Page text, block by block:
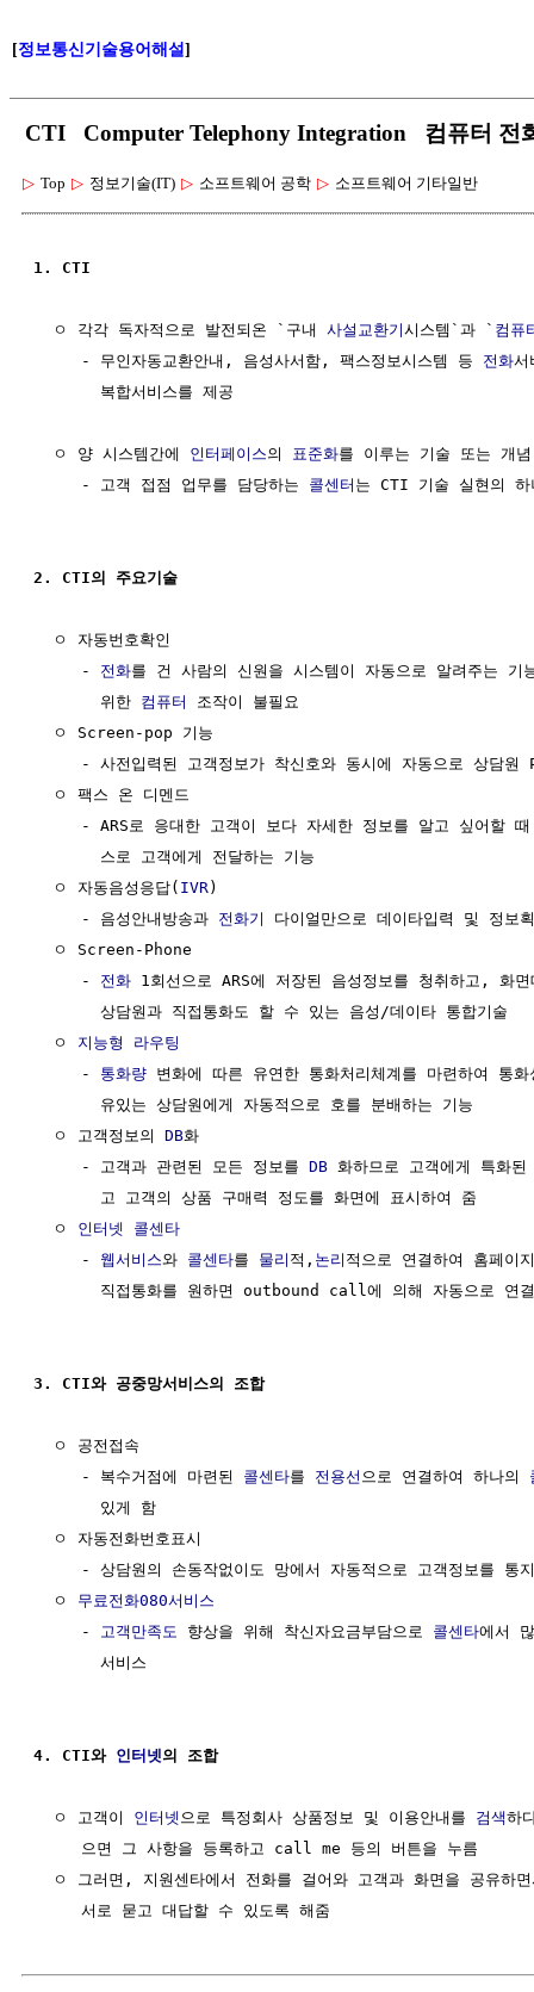
[정보통신기술용어해설]
CTI Computer Telephony Integration 컴퓨터 전
▷ Top ▷ 정보기술(IT) ▷ 소프트웨어 공학 ▷ 소프트웨어 기타일반
1. CTI
  ㅇ 각각 독자적으로 발전되온 `구내
사설교환기시스템`과 ` 컴퓨
     - 무인자동교환안내, 음성사서함, 팩스정보시스템 등
전화
       복합서비스를 제공
  ㅇ 양 시스템간에
인터페이스의 표준화를 이루는 기술 또는 개념
     - 고객 접점 업무를 담당하는
콜센터 는 CTI 기술 실현의 하
2. CTI의 주요기술
  ㅇ 자동번호확인
     -
전화를 건 사람의 신원을 시스템이 자동으로 알려주는 기
       위한
컴퓨터
조작이 불필요
  ㅇ Screen-pop 기능
- 사전입력된 고객정보가 착신호와 동시에 자동으로 상담원
  ㅇ 팩스 온 디멘드
- ARS로 응대한 고객이 보다 자세한 정보를 알고 싶어할 때
       스로 고객에게 전달하는 기능
  ㅇ 자동음성응답(
IVR)
     - 음성안내방송과
전화기
다이얼만으로 데이타입력 및 정보
  ㅇ Screen-Phone
     -
전화 1회선으로 ARS에 저장된 음성정보를 청취하고, 화
       상담원과 직접통화도 할 수 있는 음성/데이타 통합기술
  ㅇ
지능형
라우팅
     -
통화량 변화에 따른 유연한 통화처리체계를 마련하여 통
       유있는 상담원에게 자동적으로 호를 분배하는 기능
  ㅇ 고객정보의
DB화
     - 고객과 관련된 모든 정보를
DB 화하므로 고객에게 특화
       고 고객의 상품 구매력 정도를 화면에 표시하여 줌
  ㅇ
인터넷
콜센타
     -
웹서비스와 콜센타를 물리 적, 논리 적으로 연결하여 홈페이
       직접통화를 원하면 outbound call에 의해 자동으로 연결
3. CTI와 공중망서비스의 조합
  ㅇ 공전접속
     - 복수거점에 마련된
콜센타를 전용선 으로 연결하여 하나의
       있게 함
  ㅇ 자동전화번호표시
- 상담원의 손동작없이도 망에서 자동적으로 고객정보를 통
  ㅇ
무료전화080서비스
     -
고객만족도 향상을 위해 착신자요금부담으로 콜센타에서
       서비스
4. CTI와 인터넷의 조합
  ㅇ 고객이
인터넷 으로 특정회사 상품정보 및 이용안내를 검색하
     으면 그 사항을 등록하고 call me 등의 버튼을 누름
ㅇ 그러면, 지원센타에서 전화를 걸어와 고객과 화면을 공유하